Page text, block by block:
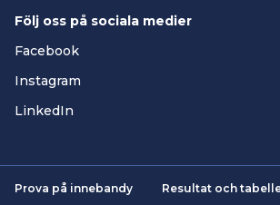
Följ oss på sociala medier
Facebook
Instagram
LinkedIn
Prova på innebandy Resultat och